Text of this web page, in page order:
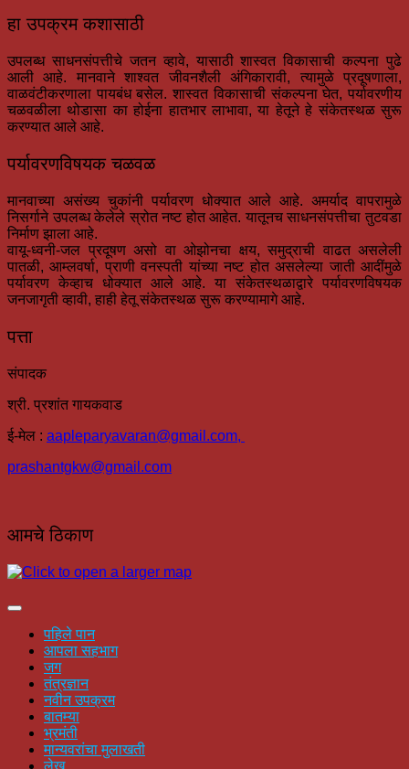
हा उपक्रम कशासाठी
उपलब्ध साधनसंपत्तीचे जतन व्हावे, यासाठी शास्वत विकासाची कल्पना पुढे
आली आहे. मानवाने शाश्वत जीवनशैली अंगिकारावी, त्यामुळे प्रदूषणाला,
वाळवंटीकरणाला पायबंध बसेल. शास्वत विकासाची संकल्पना घेत, पर्यावरणीय
चळवळीला थोडासा का होईना हातभार लाभावा, या हेतूने हे संकेतस्थळ सुरू
करण्यात आले आहे.
पर्यावरणविषयक चळवळ
मानवाच्या असंख्य चुकांनी पर्यावरण धोक्यात आले आहे. अमर्याद वापरामुळे
निसर्गाने उपलब्ध केलेले स्रोत नष्ट होत आहेत. यातूनच साधनसंपत्तीचा तुटवडा
निर्माण झाला आहे.
वायू-ध्वनी-जल प्रदूषण असो वा ओझोनचा क्षय, समुद्राची वाढत असलेली
पातळी, आम्लवर्षा, प्राणी वनस्पती यांच्या नष्ट होत असलेल्या जाती आदींमुळे
पर्यावरण केव्हाच धोक्यात आले आहे. या संकेतस्थळाद्वारे पर्यावरणविषयक
जनजागृती व्हावी, हाही हेतू संकेतस्थळ सुरू करण्यामागे आहे.
पत्ता
संपादक
श्री. प्रशांत गायकवाड
ई-मेल : aapleparyavaran@gmail.com,
prashantgkw@gmail.com
आमचे ठिकाण
पहिले पान
आपला सहभाग
जग
तंत्रज्ञान
नवीन उपक्रम
बातम्या
भ्रमंती
मान्यवरांचा मुलाखती
लेख